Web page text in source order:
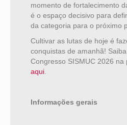
momento de fortalecimento
é o espaço decisivo para
da categoria para o próximo
Cultivar as lutas de hoje é
conquistas de amanhã!
Congresso SISMUC 2026 na
aqui
Informações gerais